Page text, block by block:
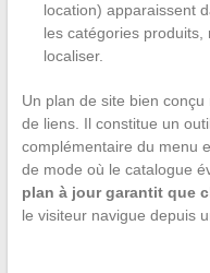
location) apparaissent
les catégories
localiser.
Un plan de site bien
de liens. Il constitue un
complémentaire du menu
de mode où le catalogue
plan à jour garantit que
le visiteur navigue depuis